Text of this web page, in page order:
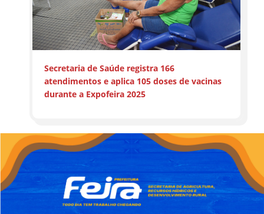
Secretaria de Saúde registra 166
atendimentos e aplica 105 doses de vacinas
durante a Expofeira 2025